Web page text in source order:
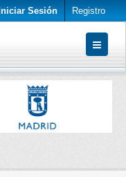
Iniciar Sesión Registro